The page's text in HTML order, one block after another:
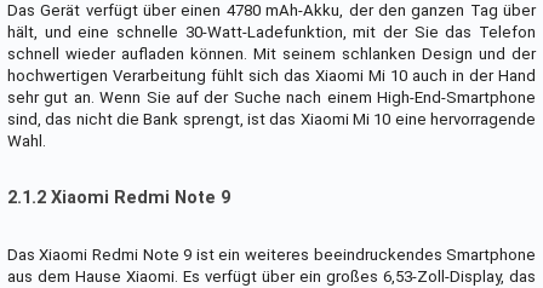
Das Gerät verfügt über einen 4780 mAh-Akku, der den ganzen Tag über
hält, und eine schnelle 30-Watt-Ladefunktion, mit der Sie das Telefon
schnell wieder aufladen können. Mit seinem schlanken Design und der
hochwertigen Verarbeitung fühlt sich das Xiaomi Mi 10 auch in der Hand
sehr gut an. Wenn Sie auf der Suche nach einem High-End-Smartphone
sind, das nicht die Bank sprengt, ist das Xiaomi Mi 10 eine hervorragende
Wahl.
2.1.2 Xiaomi Redmi Note 9
Das Xiaomi Redmi Note 9 ist ein weiteres beeindruckendes Smartphone
aus dem Hause Xiaomi. Es verfügt über ein großes 6,53-Zoll-Display, das